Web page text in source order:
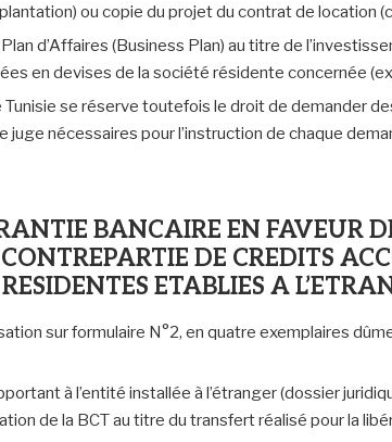
ou copie du projet du contrat de location
d’Affaires (Business Plan) au titre de
en devises de la société résidente concernée
Tunisie se réserve toutefois le droit de demander
juge nécessaires pour l’instruction de chaque
BANCAIRE EN FAVEUR
DE CREDITS
ETABLIES A
sur formulaire N°2, en quatre exemplaires
à l’entité installée à l’étranger (dossier
de la BCT au titre du transfert réalisé pour la